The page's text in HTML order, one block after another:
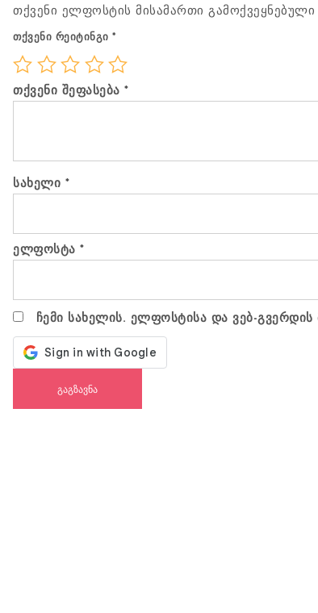
თქვენი ელფოსტის მისამართი გამოქვეყნებული
თქვენი რეიტინგი *
თქვენი შეფასება *
სახელი *
ელფოსტა *
ჩემი სახელის. ელფოსტისა და ვებ-გვერდის